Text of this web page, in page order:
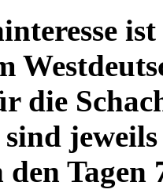
die
sind
Tagen